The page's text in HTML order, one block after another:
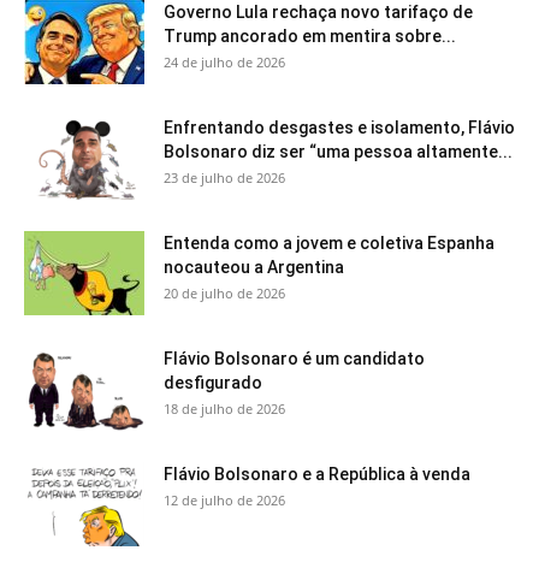
Governo Lula rechaça novo tarifaço de
Trump ancorado em mentira sobre...
24 de julho de 2026
Enfrentando desgastes e isolamento, Flávio
Bolsonaro diz ser “uma pessoa altamente...
23 de julho de 2026
Entenda como a jovem e coletiva Espanha
nocauteou a Argentina
20 de julho de 2026
Flávio Bolsonaro é um candidato
desfigurado
18 de julho de 2026
Flávio Bolsonaro e a República à venda
12 de julho de 2026